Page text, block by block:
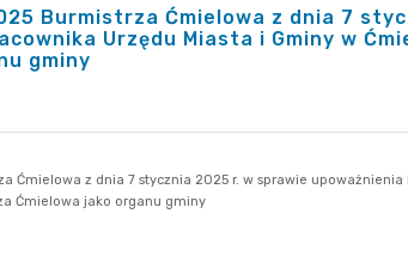
Burmistrza Ćmielowa z dnia 7
Urzędu Miasta i Gminy w
gminy